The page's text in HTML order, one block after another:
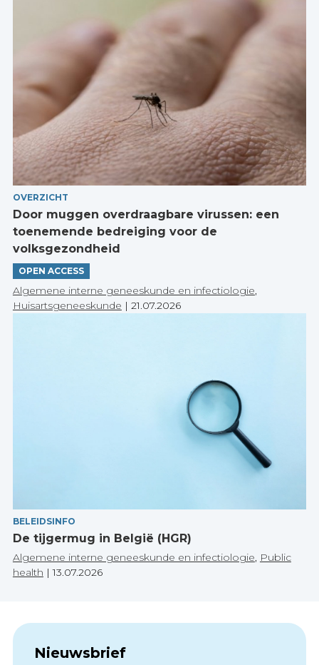
OVERZICHT
Door muggen overdraagbare virussen: een
toenemende bedreiging voor de
volksgezondheid
OPEN ACCESS
Algemene interne geneeskunde en infectiologie,
Huisartsgeneeskunde | 21.07.2026
BELEIDSINFO
De tijgermug in België (HGR)
Algemene interne geneeskunde en infectiologie Public
health |13.07.2026
Nieuwsbrief